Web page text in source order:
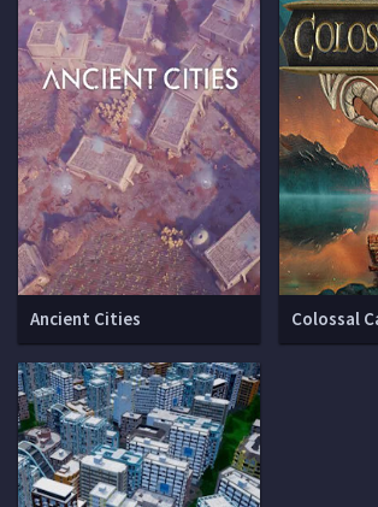
Ancient Cities Colossal